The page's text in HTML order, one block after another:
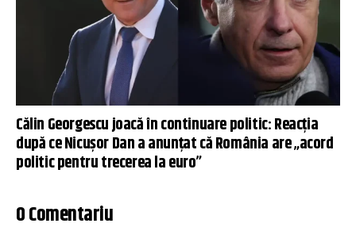
Călin Georgescu joacă în continuare politic: Reacția
după ce Nicușor Dan a anunțat că România are „acord
politic pentru trecerea la euro”
0 Comentariu